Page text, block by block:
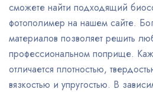
сможете найти подходящий
фотополимер на нашем сайте.
материалов позволяет решить
профессиональном поприще.
отличается плотностью,
вязкостью и упругостью. В